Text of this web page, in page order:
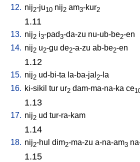
12. nij2-ju10 nij2 am3-kur2
1.11
13. nij2 i3-pad3-da-zu nu-ub-be2-en
14. nij2 u2-gu de2-a-zu ab-be2-en
1.12
15. nij2 ud-bi-ta la-ba-jal 2-la
16. ki-sikil tur ur2 dam-ma-na-ka ce
1.13
17. nij2 ud tur-ra-kam
1.14
18. nij2-hul dim2-ma-zu a-na-am3
1.15